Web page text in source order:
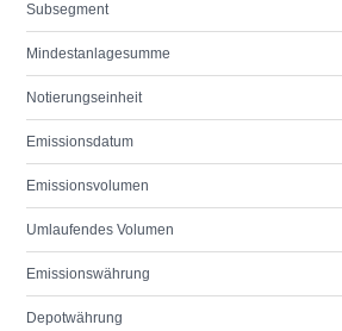
Subsegment
Mindestanlagesumme
Notierungseinheit
Emissionsdatum
Emissionsvolumen
Umlaufendes Volumen
Emissionswährung
Depotwährung